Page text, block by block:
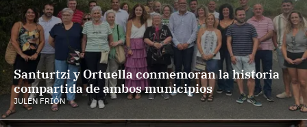
Santurtzi y Ortuella conmemoran la historia
compartida de ambos municipios
JULEN FRIÓN